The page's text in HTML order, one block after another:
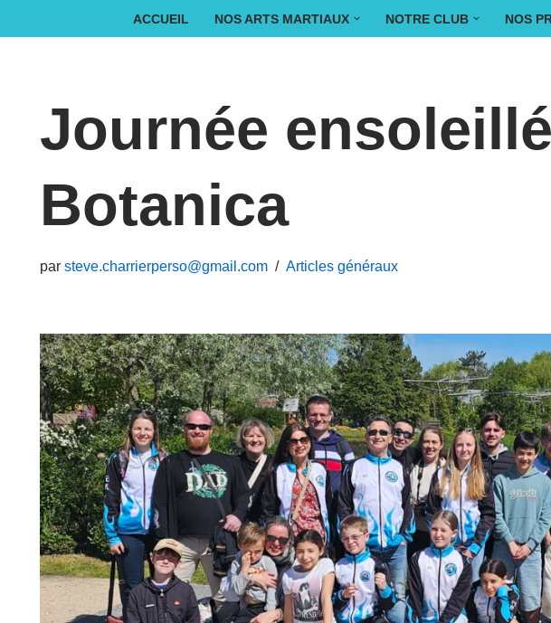
contenu
ACCUEIL NOS ARTS MARTIAUX NOTRE CLUB NOS
Journée
Botanica
par steve.charrierperso@gmail.com Articles généraux